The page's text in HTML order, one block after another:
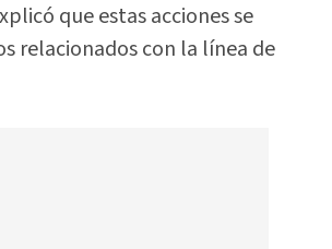
que estas acciones se
relacionados con la línea de